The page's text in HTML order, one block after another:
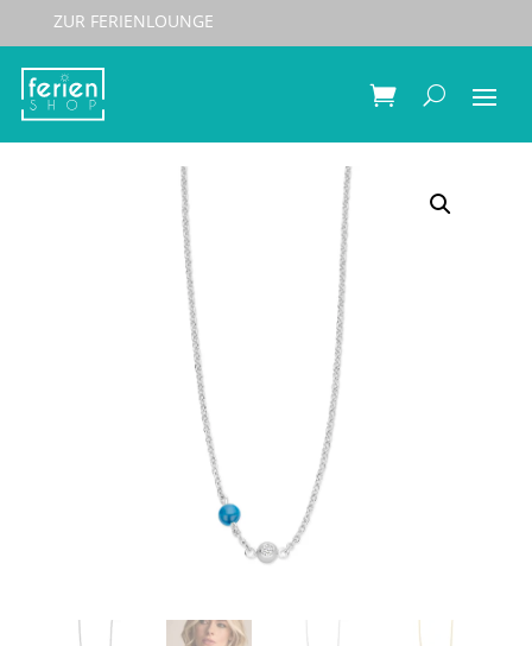
ZUR FERIENLOUNGE
Start/
Lucky Blue 42/45cm